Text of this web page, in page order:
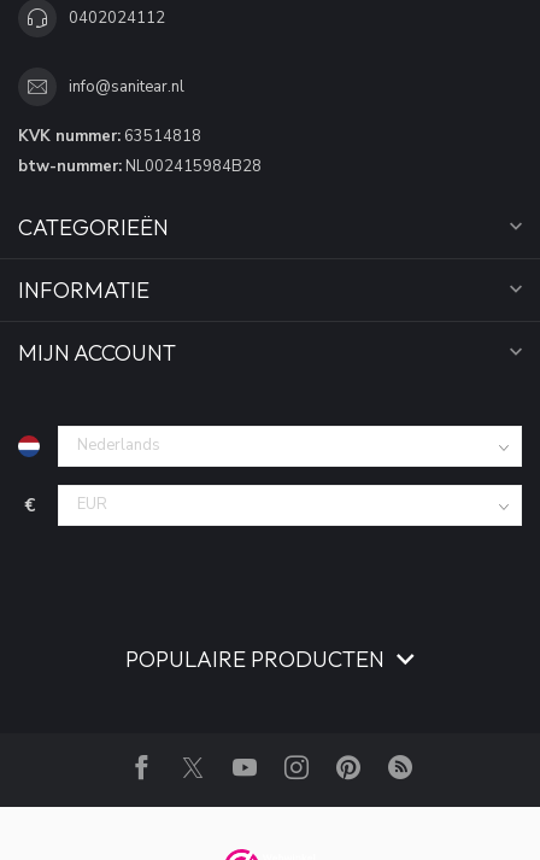
0402024112
info@sanitear.nl
KVK nummer: 63514818
btw-nummer: NL002415984B28
CATEGORIEËN
INFORMATIE
MIJN ACCOUNT
€
POPULAIRE PRODUCTEN